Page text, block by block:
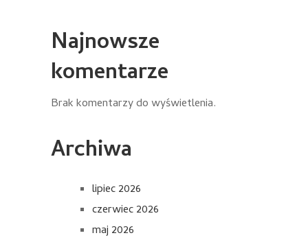
Najnowsze
komentarze
Brak komentarzy do wyświetlenia.
Archiwa
lipiec 2026
czerwiec 2026
maj 2026